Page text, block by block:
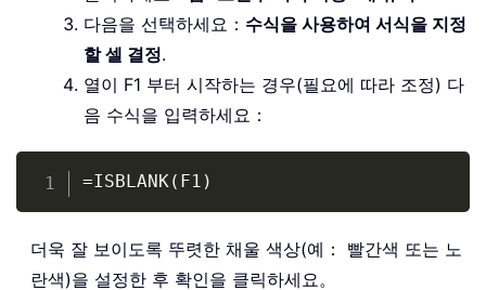
다음을 선택하세요： 수식을 사용하여 서식을 지정
할 셀 결정.
열이 F1 부터 시작하는 경우(필요에 따라 조정) 다
음 수식을 입력하세요：
=ISBLANK(F1)
더욱 잘 보이도록 뚜렷한 채울 색상(예： 빨간색 또는 노
란색)을 설정한 후 확인을 클릭하세요。